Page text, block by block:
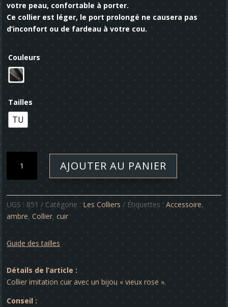
votre peau, confortable à porter.
Ce collier est léger, le port prolongé ne causera pas
d’inconfort ou de fardeau à votre cou.
Couleurs
Tailles
TU
Collier
Ambre
AJOUTER AU PANIER
UGS : 851 Catégorie : Les Colliers Étiquettes :Accessoire,
ambre,Collier,cuir
Guide des tailles
Détails de l’article :
Collier imitation cuir avec un bijou « vieux rose ».
Conseil :